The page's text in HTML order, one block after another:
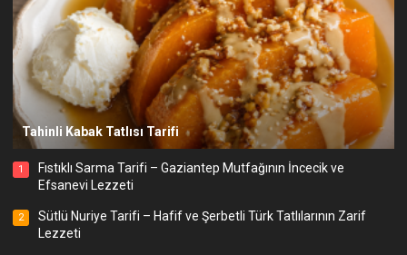
Tahinli Kabak Tatlısı Tarifi
1
Fıstıklı Sarma Tarifi – Gaziantep Mutfağının İncecik ve
Efsanevi Lezzeti
2
Sütlü Nuriye Tarifi – Hafif ve Şerbetli Türk Tatlılarının Zarif
Lezzeti